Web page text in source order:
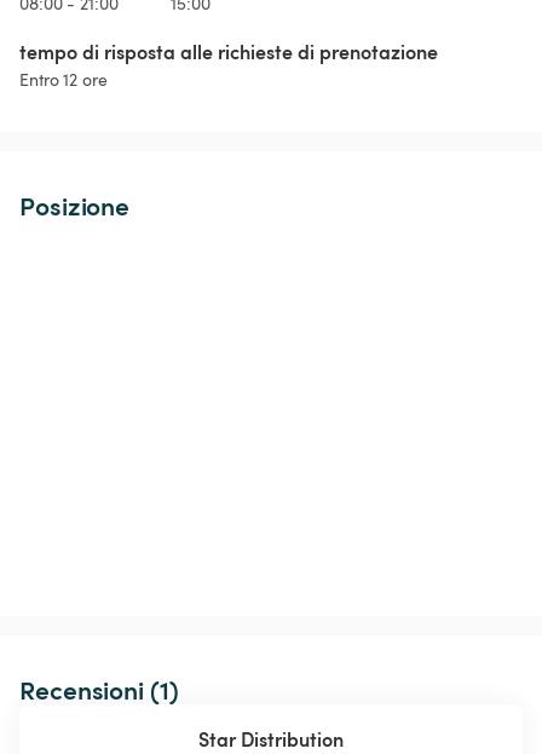
tempo di risposta alle richieste di prenotazione
Entro 12 ore
Posizione
Recensioni (1)
Star Distribution